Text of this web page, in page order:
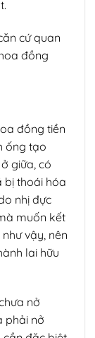
cứ quan
đồng
đồng tiền
ống tạo
giữa, có
bị thoái hóa
nhị đực
muốn kết
vậy, nên
lai hữu
nở
phải nở